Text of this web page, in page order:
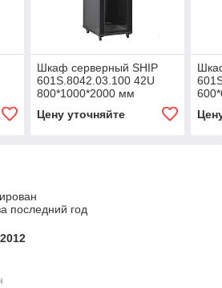
Шкаф серверный SHIP
601S.8042.03.100 42U
800*1000*2000 мм
Цену уточняйте
последний год